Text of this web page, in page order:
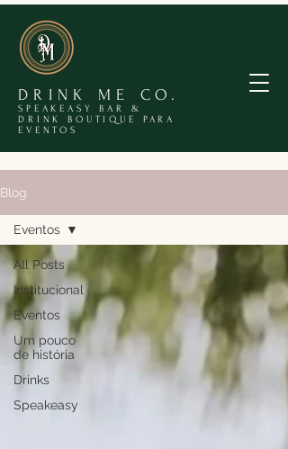
DRINK ME CO.
SPEAKEASY BAR &
DRINK BOUTIQUE PARA
EVENTOS
Blog
All Posts
Institucional
Eventos
Um pouco
de história
Drinks
Speakeasy
Eventos